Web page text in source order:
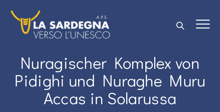
Nuragischer Komplex von
Pidighi und Nuraghe Muru
Accas in Solarussa